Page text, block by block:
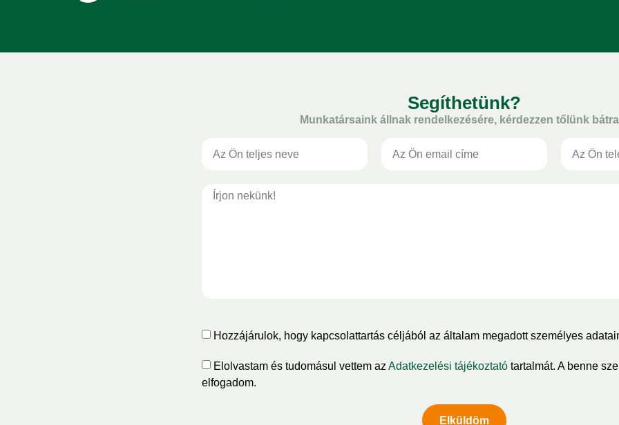
Segíthetünk?
Munkatársaink állnak rendelkezésére, kérdezzen tőlünk
Hozzájárulok, hogy kapcsolattartás céljából az általam megadott személyes
Elolvastam és tudomásul vettem az Adatkezelési tájékoztató tartalmát. A benne
elfogadom.
Elküldöm